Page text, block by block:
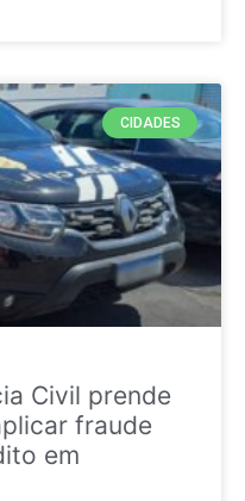
CIDADES
Civil prende
fraude
em